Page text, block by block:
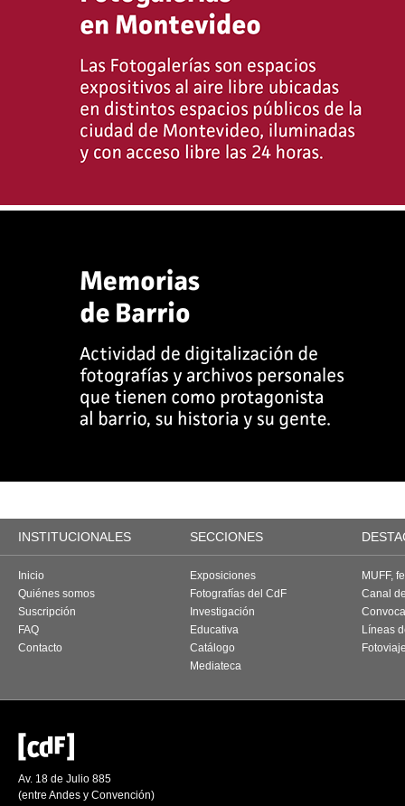
INSTITUCIONALES SECCIONES
Inicio
Quiénes somos
Suscripción
FAQ
Contacto
Exposiciones
Fotografías del CdF
Investigación
Educativa
Catálogo
Mediateca
MUFF,
Canal
Líneas
Av. 18 de Julio 885
(entre Andes y Convención)